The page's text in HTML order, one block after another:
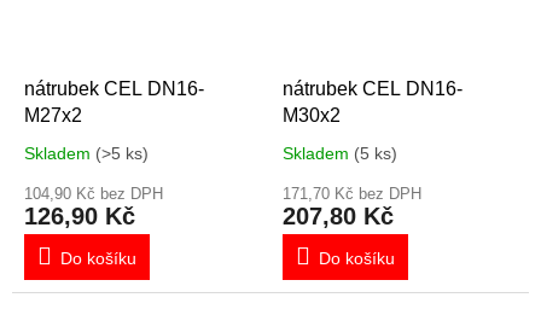
nátrubek CEL DN16-
M27x2
Skladem (>5 ks)
104,90 Kč bez DPH
126,90 Kč
Do košíku
nátrubek CEL DN16-
M30x2
Skladem (5 ks)
171,70 Kč bez DPH
207,80 Kč
Do košíku